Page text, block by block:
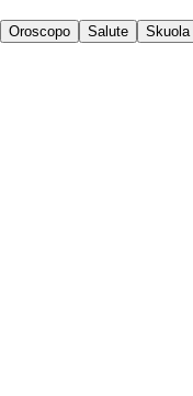
Oroscopo Salute Skuola